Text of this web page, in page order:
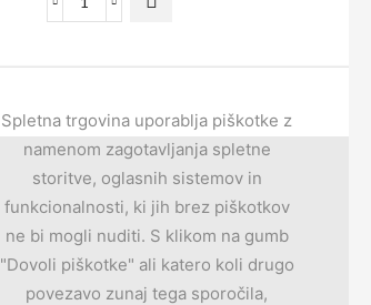
Spletna trgovina uporablja piškotke z
namenom zagotavljanja spletne
storitve, oglasnih sistemov in
funkcionalnosti, ki jih brez piškotkov
ne bi mogli nuditi. S klikom na gumb
"Dovoli piškotke" ali katero koli drugo
povezavo zunaj tega sporočila,